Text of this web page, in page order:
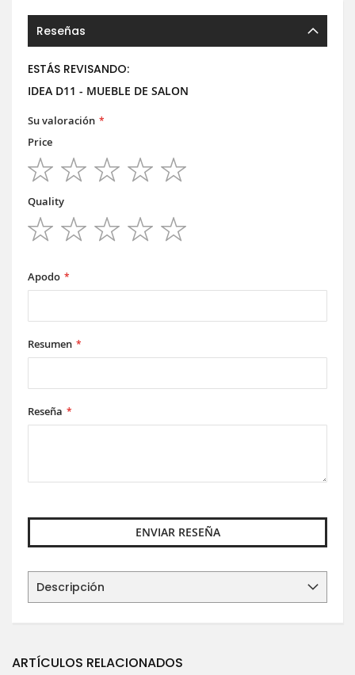
Reseñas
ESTÁS REVISANDO:
IDEA D11 - MUEBLE DE SALON
Su valoración
Price
star
stars
stars
stars
stars
Quality
Apodo
Resumen
Reseña
ENVIAR RESEÑA
Descripción
ARTÍCULOS RELACIONADOS